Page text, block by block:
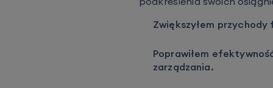
Zwiększyłem
Poprawiłem
zarządzania.